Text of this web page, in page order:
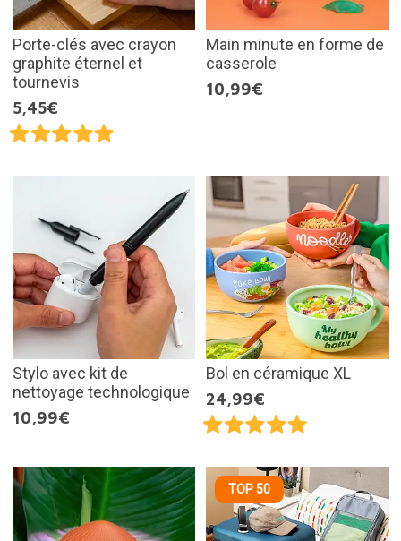
Porte-clés avec crayon
graphite éternel et
tournevis
5,45€
Main minute en forme de
casserole
10,99€
Stylo avec kit de
nettoyage technologique
10,99€
Bol en céramique XL
24,99€
TOP 50